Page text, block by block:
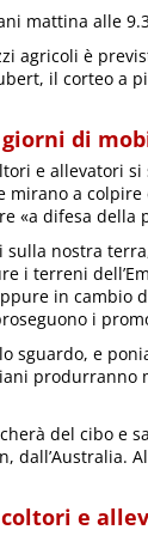
mattina alle
agricoli è
il corteo a
di
e allevatori
mirano a
«a difesa della
sulla nostra
i terreni
in cambio
i
sguardo, e
produrranno
del cibo e
dall’Australia.
e